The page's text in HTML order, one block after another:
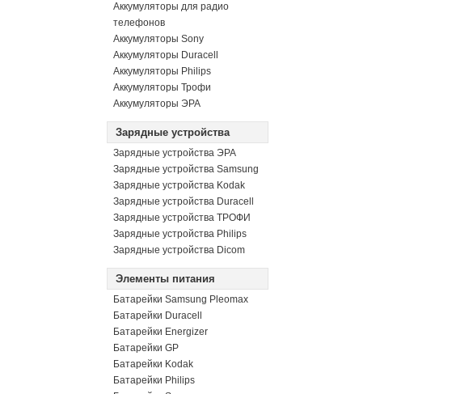
Аккумуляторы для радио
телефонов
Аккумуляторы Sony
Аккумуляторы Duracell
Аккумуляторы Philips
Аккумуляторы Трофи
Аккумуляторы ЭРА
Зарядные устройства
Зарядные устройства ЭРА
Зарядные устройства Samsung
Зарядные устройства Kodak
Зарядные устройства Duracell
Зарядные устройства ТРОФИ
Зарядные устройства Philips
Зарядные устройства Dicom
Элементы питания
Батарейки Samsung Pleomax
Батарейки Duracell
Батарейки Energizer
Батарейки GP
Батарейки Kodak
Батарейки Philips